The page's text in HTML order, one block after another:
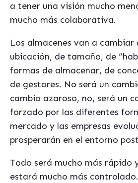
a tener una visión mucho
mucho más colaborativa.
Los almacenes van a
ubicación, de tamaño, de
formas de almacenar, de
de gestores. No será un
cambio azaroso, no, será un
forzado por las diferentes
mercado y las empresas
prosperarán en el entorno
Todo será mucho más rápido
estará mucho más